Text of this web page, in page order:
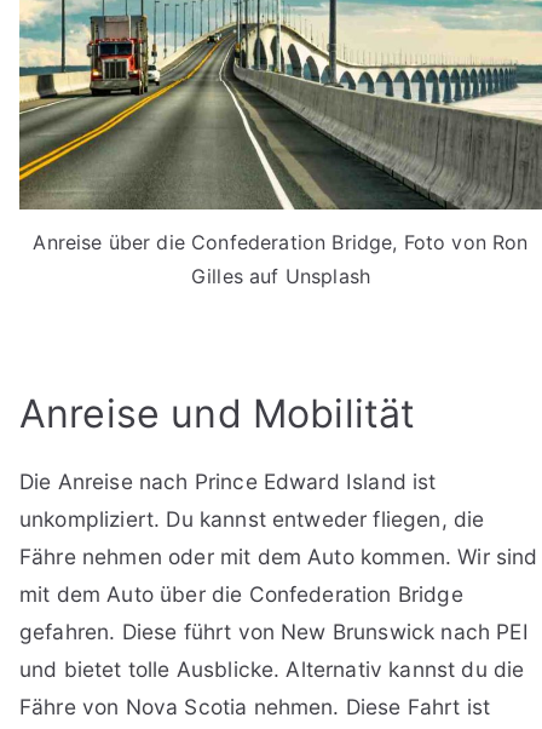
Anreise über die Confederation Bridge, Foto von Ron
Gilles auf Unsplash
Anreise und Mobilität
Die Anreise nach Prince Edward Island ist
unkompliziert. Du kannst entweder fliegen, die
Fähre nehmen oder mit dem Auto kommen. Wir sind
mit dem Auto über die Confederation Bridge
gefahren. Diese führt von New Brunswick nach PEI
und bietet tolle Ausblicke. Alternativ kannst du die
Fähre von Nova Scotia nehmen. Diese Fahrt ist